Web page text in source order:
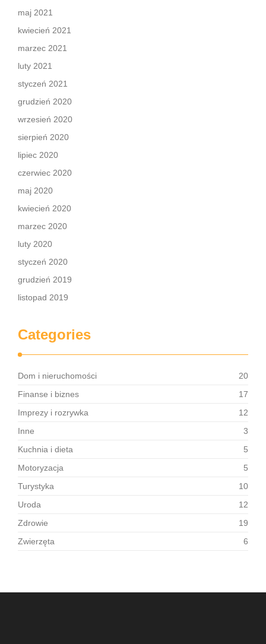
maj 2021
kwiecień 2021
marzec 2021
luty 2021
styczeń 2021
grudzień 2020
wrzesień 2020
sierpień 2020
lipiec 2020
czerwiec 2020
maj 2020
kwiecień 2020
marzec 2020
luty 2020
styczeń 2020
grudzień 2019
listopad 2019
Categories
Dom i nieruchomości
20
Finanse i biznes
17
Imprezy i rozrywka
12
Inne
3
Kuchnia i dieta
5
Motoryzacja
5
Turystyka
10
Uroda
12
Zdrowie
19
Zwierzęta
6